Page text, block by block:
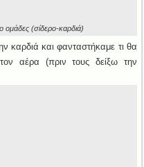
(σίδερο-καρδιά)
καρδιά και φανταστήκαμε τι θα
αέρα (πριν τους δείξω την